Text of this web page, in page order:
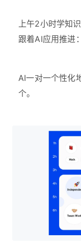
上午2小时学知
跟着AI应用推进：
AI一对一个性化
个。